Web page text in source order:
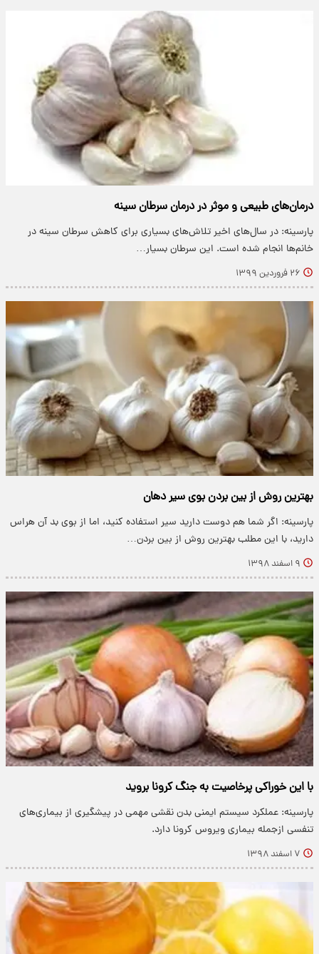
درمان‌های طبیعی و موثر در درمان سرطان سینه
پارسینه: در سال‌های اخیر تلاش‌های بسیاری برای کاهش سرطان سینه در
خانم‌ها انجام شده است. این سرطان بسیار…
۲۶ فروردین ۱۳۹۹
بهترین روش از بین بردن بوی سیر دهان
پارسینه: اگر شما هم دوست دارید سیر استفاده کنید، اما از بوی بد آن هراس
دارید، با این مطلب بهترین روش از بین بردن…
۹ اسفند ۱۳۹۸
با این خوراکی پرخاصیت به جنگ کرونا بروید
پارسینه: عملکرد سیستم ایمنی بدن نقشی مهمی در پیشگیری از بیماری‌های
تنفسی ازجمله بیماری ویروس کرونا دارد.
۷ اسفند ۱۳۹۸